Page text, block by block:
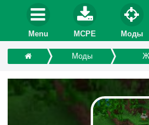
Menu MCPE Моды
Моды